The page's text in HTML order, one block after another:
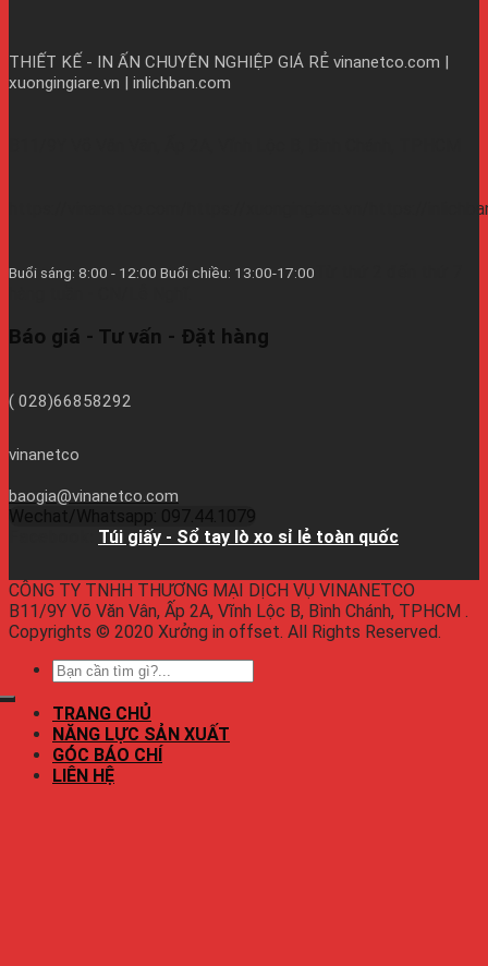
THIẾT KẾ - IN ẤN CHUYÊN NGHIỆP GIÁ RẺ vinanetco.com |
xuongingiare.vn | inlichban.com
https://vinanetco.com/https://xuongingiare.vn/https://
Buổi sáng: 8:00 - 12:00 Buổi chiều: 13:00-17:00
Báo giá - Tư vấn - Đặt hàng
( 028)66858292
vinanetco
baogia@vinanetco.com
Wechat/Whatsapp: 097.44.1079
Túi giấy - Sổ tay lò xo sỉ lẻ toàn quốc
CÔNG TY TNHH THƯƠNG MẠI DỊCH VỤ VINANETCO
B11/9Y Võ Văn Vân, Ấp 2A, Vĩnh Lộc B, Bình Chánh, TPHCM .
Copyrights © 2020 Xưởng in offset. All Rights Reserved.
TRANG CHỦ
NĂNG LỰC SẢN XUẤT
GÓC BÁO CHÍ
LIÊN HỆ